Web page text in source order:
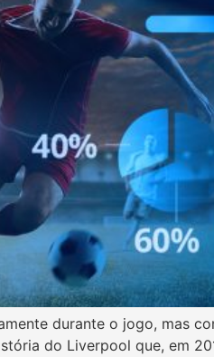
durante o jogo, mas
do Liverpool que, em